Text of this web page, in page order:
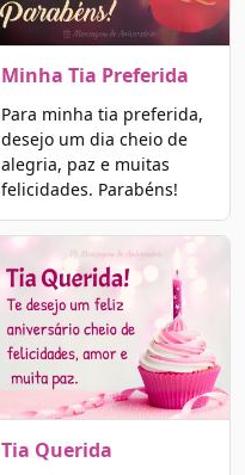
Minha Tia Preferida
Para minha tia preferida,
desejo um dia cheio de
alegria, paz e muitas
felicidades. Parabéns!
Tia Querida